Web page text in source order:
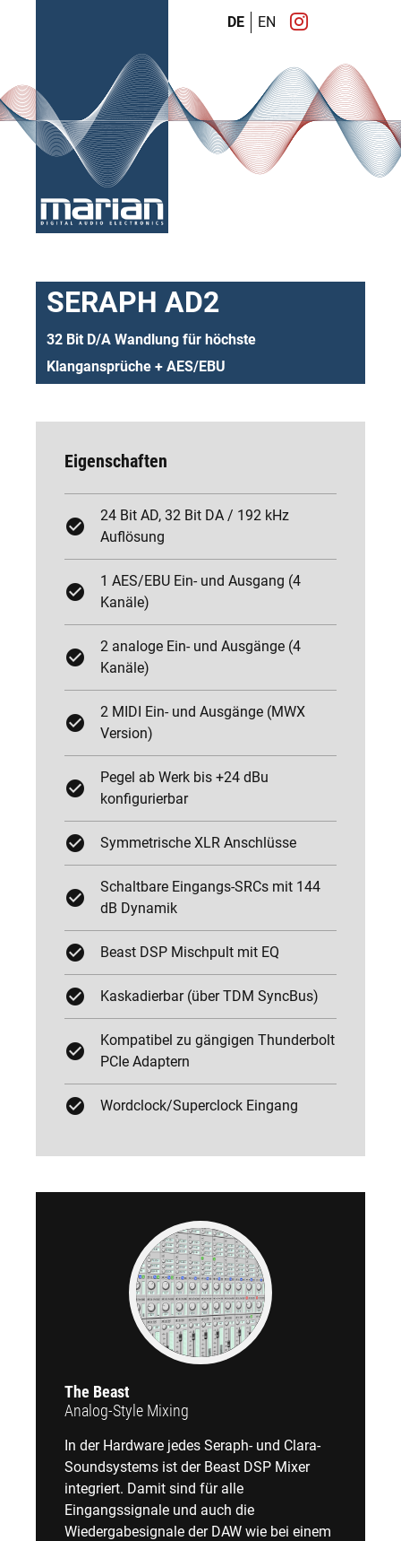
DE EN
SERAPH AD2
32 Bit D/A Wandlung für höchste
Klangansprüche + AES/EBU
Eigenschaften
24 Bit AD, 32 Bit DA / 192 kHz
Auflösung
1 AES/EBU Ein- und Ausgang (4
Kanäle)
2 analoge Ein- und Ausgänge (4
Kanäle)
2 MIDI Ein- und Ausgänge (MWX
Version)
Pegel ab Werk bis +24 dBu
konfigurierbar
Symmetrische XLR Anschlüsse
Schaltbare Eingangs-SRCs mit 144
dB Dynamik
Beast DSP Mischpult mit EQ
Kaskadierbar (über TDM SyncBus)
Kompatibel zu gängigen Thunderbolt
PCIe Adaptern
Wordclock/Superclock Eingang
The Beast
Analog-Style Mixing
In der Hardware jedes Seraph- und Clara-
Soundsystems ist der Beast DSP Mixer
integriert. Damit sind für alle
Eingangssignale und auch die
Wiedergabesignale der DAW wie bei einem